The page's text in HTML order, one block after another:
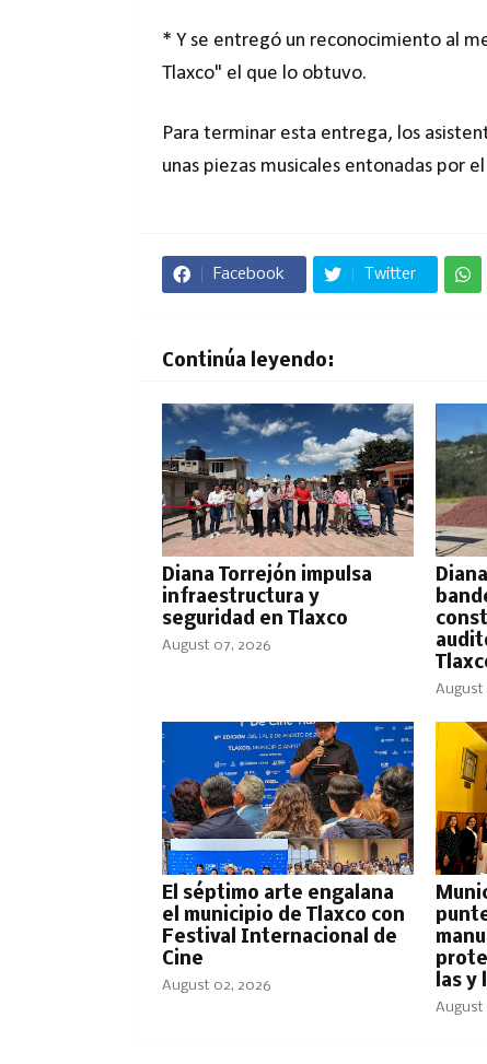
* Y se entregó un reconocimiento al
Tlaxco" el que lo obtuvo.
Para terminar esta entrega, los
unas piezas musicales entonadas por
Facebook Twitter
Continúa leyendo:
Diana Torrejón impulsa
infraestructura y
seguridad en Tlaxco
August 07, 2026
August
El séptimo arte engalana
el municipio de Tlaxco con
Festival Internacional de
Cine
August 02, 2026
las y
August